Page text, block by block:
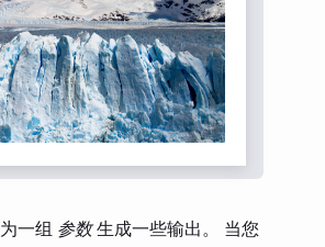
一组 参数生成一些输出。 当您